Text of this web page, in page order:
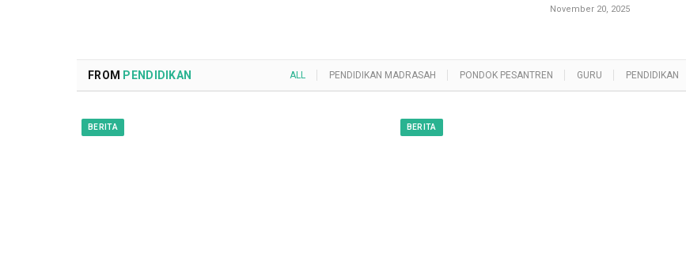
November 20, 2025
FROM PENDIDIKAN ALL PENDIDIKAN MADRASAH PONDOK PESANTREN GURU PENDIDIKAN
BERITA BERITA